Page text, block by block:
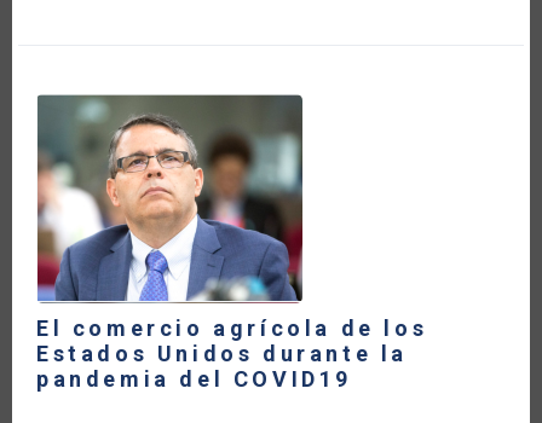
MARCAN
LA
PAUTA
DEL
COMERCIO
AGRÍCOLA
MUNDIAL
DURANTE
LA
PANDEMIA
DEL
COVID-
19?
El comercio agrícola de los
Estados Unidos durante la
pandemia del COVID19